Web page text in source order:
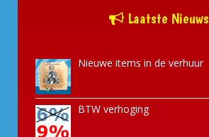
Laatste Nieuws
Nieuwe items in de verhuur
BTW verhoging